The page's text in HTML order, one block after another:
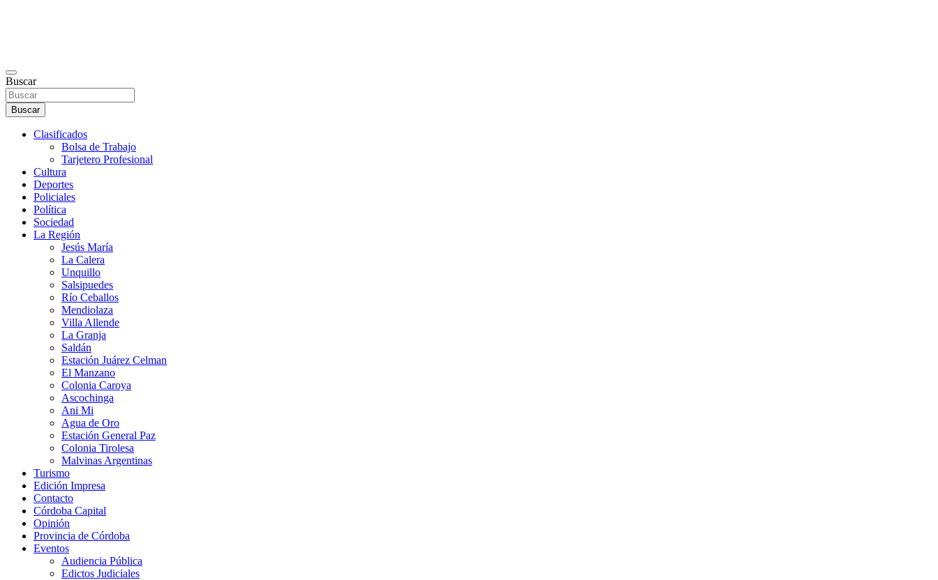
Buscar
Buscar
Clasificados
Bolsa de Trabajo
Tarjetero Profesional
Cultura
Deportes
Policiales
Política
Sociedad
La Región
Jesús María
La Calera
Unquillo
Salsipuedes
Río Ceballos
Mendiolaza
Villa Allende
La Granja
Saldán
Estación Juárez Celman
El Manzano
Colonia Caroya
Ascochinga
Ani Mi
Agua de Oro
Estación General Paz
Colonia Tirolesa
Malvinas Argentinas
Turismo
Edición Impresa
Contacto
Córdoba Capital
Opinión
Provincia de Córdoba
Eventos
Audiencia Pública
Edictos Judiciales